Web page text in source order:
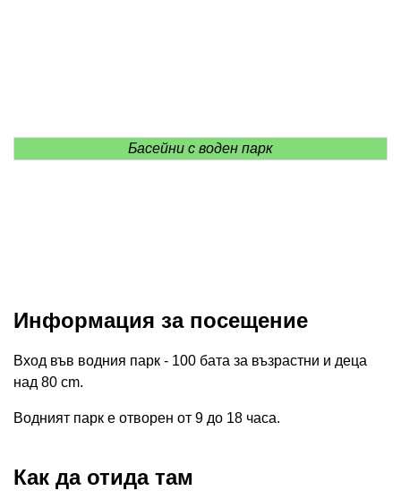
Басейни с воден парк
Информация за посещение
Вход във водния парк - 100 бата за възрастни и деца
над 80 cm.
Водният парк е отворен от 9 до 18 часа.
Как да отида там